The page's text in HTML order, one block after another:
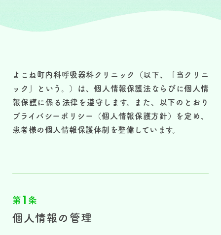
よこね町内科呼吸器科クリニック（以下、「当クリニ
ック」という。）は、個人情報保護法ならびに個人情
報保護に係る法律を遵守します。また、以下のとおり
プライバシーポリシー（個人情報保護方針）を定め、
患者様の個人情報保護体制を整備しています。
第 1 条
個人情報の管理